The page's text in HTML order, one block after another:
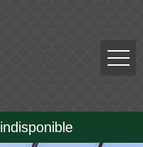
indisponible